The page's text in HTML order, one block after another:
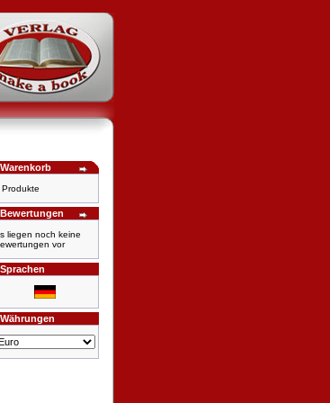
Warenkorb
Produkte
Bewertungen
liegen noch keine
vor
Sprachen
Währungen